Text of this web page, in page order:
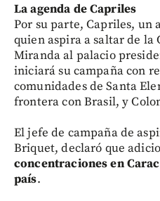
La agenda de Capriles
Por su parte, Capriles, un
quien aspira a saltar de la
Miranda al palacio
iniciará su campaña con
comunidades de Santa
frontera con Brasil, y
El jefe de campaña de
Briquet, declaró que
concentraciones en
país.